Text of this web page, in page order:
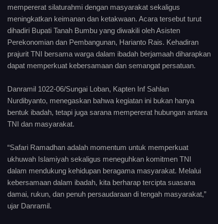
mempererat silaturahmi dengan masyarakat sekaligus
meningkatkan keimanan dan ketakwaan. Acara tersebut turut
dihadiri Bupati Tanah Bumbu yang diwakili oleh Asisten
Perekonomian dan Pembangunan, Harianto Rais. Kehadiran
prajurit TNI bersama warga dalam ibadah berjamaah diharapkan
dapat memperkuat kebersamaan dan semangat persatuan.
Danramil 1022-06/Sungai Loban, Kapten Inf Sahlan
Nurdibyanto, menegaskan bahwa kegiatan ini bukan hanya
bentuk ibadah, tetapi juga sarana mempererat hubungan antara
TNI dan masyarakat.
“Safari Ramadhan adalah momentum untuk memperkuat
ukhuwah Islamiyah sekaligus meneguhkan komitmen TNI
dalam mendukung kehidupan beragama masyarakat. Melalui
kebersamaan dalam ibadah, kita berharap tercipta suasana
damai, rukun, dan penuh persaudaraan di tengah masyarakat,”
ujar Danramil.